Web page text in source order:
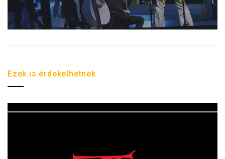
Ezek is érdekelhetnek